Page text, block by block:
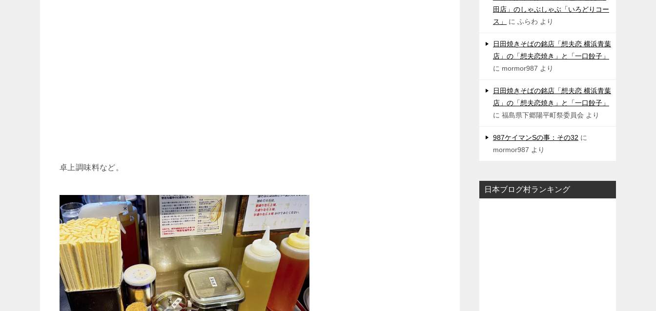
卓上調味料など。
田店」のしゃぶしゃぶ「いろどりコー
ス」
に ふらわ より
日田焼きそばの銘店「想夫恋 横浜青葉
店」の「想夫恋焼き」と「一口餃子」
に mormor987 より
日田焼きそばの銘店「想夫恋 横浜青葉
店」の「想夫恋焼き」と「一口餃子」
に 福島県下郷陽平町祭委員会 より
987ケイマンSの事：その32 に
mormor987 より
日本ブログ村ランキング